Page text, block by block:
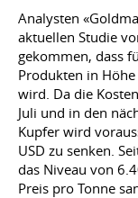
Analysten
aktuellen Studie
gekommen, dass
Produkten in
wird. Da die
Juli und in den
Kupfer wird
USD zu senken.
das Niveau von
Preis pro Tonne